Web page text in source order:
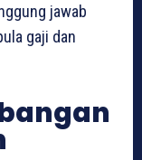
jawab
gaji dan